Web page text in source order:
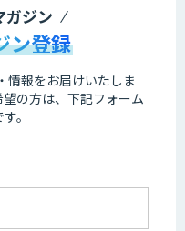
ガジン
ン登録
情報をお届けいたしま
の方は、下記フォーム
。